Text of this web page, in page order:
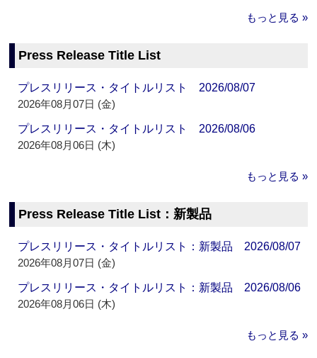
もっと見る »
Press Release Title List
プレスリリース・タイトルリスト 2026/08/07
2026年08月07日 (金)
プレスリリース・タイトルリスト 2026/08/06
2026年08月06日 (木)
もっと見る »
Press Release Title List：新製品
プレスリリース・タイトルリスト：新製品 2026/08/07
2026年08月07日 (金)
プレスリリース・タイトルリスト：新製品 2026/08/06
2026年08月06日 (木)
もっと見る »